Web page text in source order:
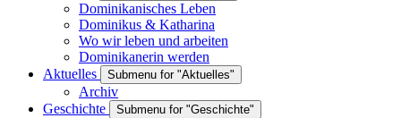
Dominikanisches Leben
Dominikus & Katharina
Wo wir leben und arbeiten
Dominikanerin werden
Aktuelles
Submenu for "Aktuelles"
Archiv
Geschichte
Submenu for "Geschichte"